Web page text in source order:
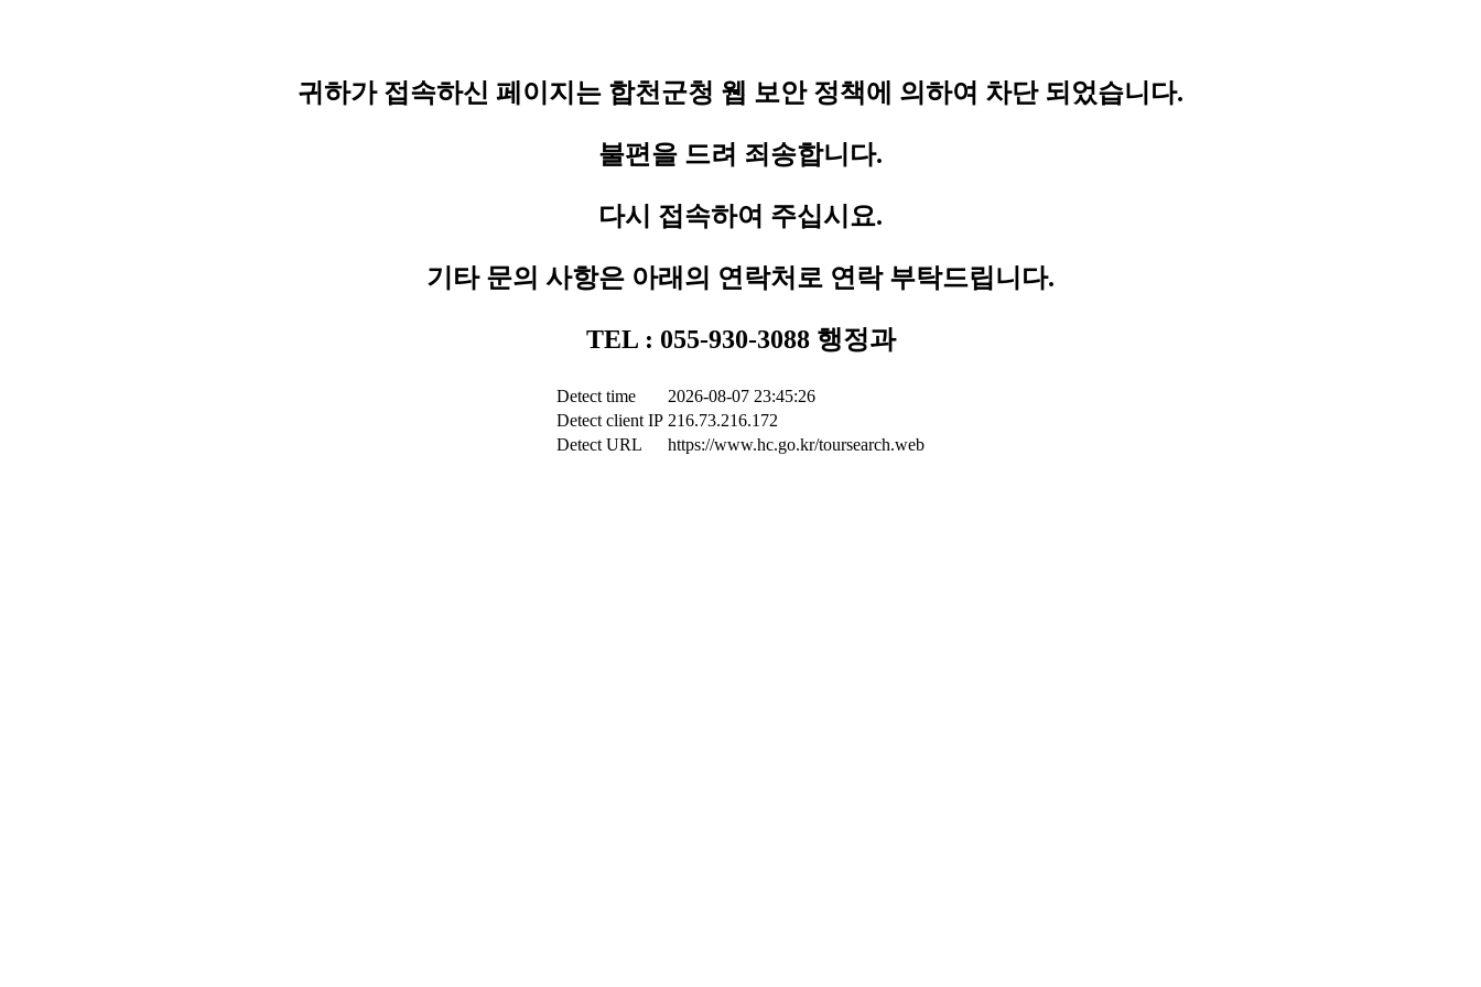
귀하가 접속하신 페이지는 합천군청 웹 보안 정책에 의하여 차단 되었습니다.
불편을 드려 죄송합니다.
다시 접속하여 주십시요.
기타 문의 사항은 아래의 연락처로 연락 부탁드립니다.
TEL : 055-930-3088 행정과
Detect time
2026-08-07 23:45:26
Detect client IP 216.73.216.172
Detect URL
https://www.hc.go.kr/toursearch.web